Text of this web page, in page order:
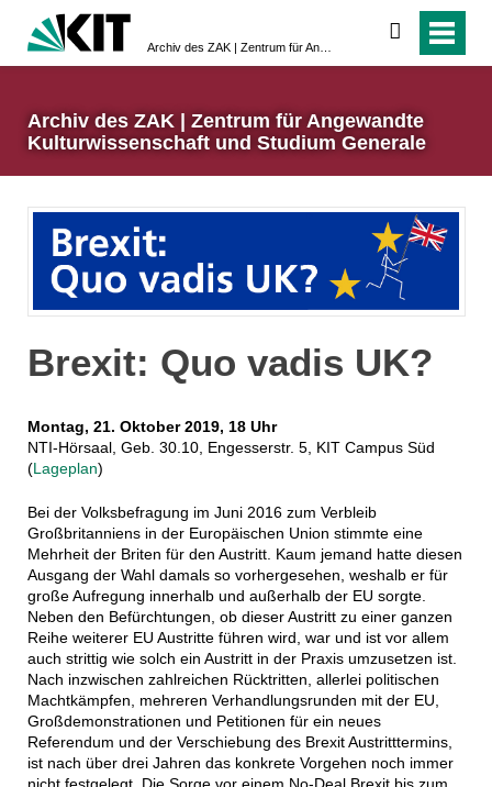
suchen
Archiv des ZAK | Zentrum für Angewandte
Kulturwissenschaft und Studium Generale
Brexit: Quo vadis UK?
Montag, 21. Oktober 2019, 18 Uhr
NTI-Hörsaal, Geb. 30.10, Engesserstr. 5, KIT Campus Süd
(Lageplan)
Bei der Volksbefragung im Juni 2016 zum Verbleib
Großbritanniens in der Europäischen Union stimmte eine
Mehrheit der Briten für den Austritt. Kaum jemand hatte diesen
Ausgang der Wahl damals so vorhergesehen, weshalb er für
große Aufregung innerhalb und außerhalb der EU sorgte.
Neben den Befürchtungen, ob dieser Austritt zu einer ganzen
Reihe weiterer EU Austritte führen wird, war und ist vor allem
auch strittig wie solch ein Austritt in der Praxis umzusetzen ist.
Nach inzwischen zahlreichen Rücktritten, allerlei politischen
Machtkämpfen, mehreren Verhandlungsrunden mit der EU,
Großdemonstrationen und Petitionen für ein neues
Referendum und der Verschiebung des Brexit Austritttermins,
ist nach über drei Jahren das konkrete Vorgehen noch immer